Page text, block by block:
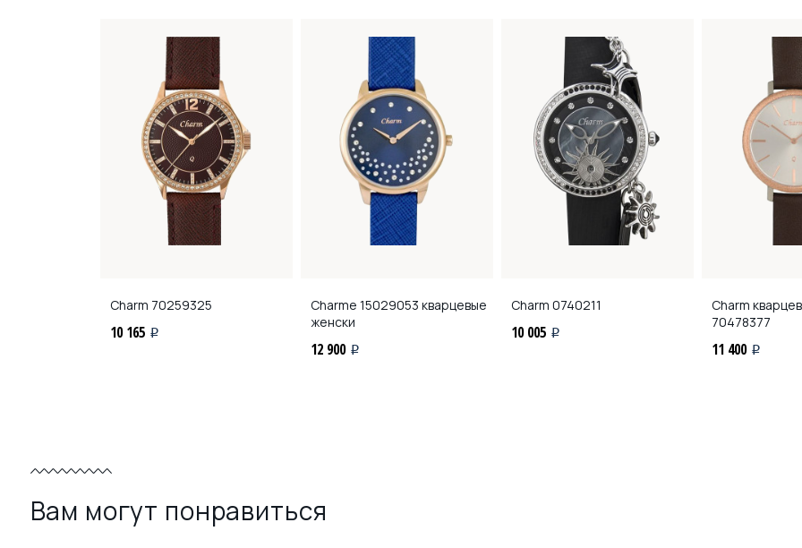
Charm 70259325
10 165 i
Charmе 15029053 кварцевые
женски
12 900 i
Charm 0740211
10 005 i
Charm
70478377
11 400 i
Вам могут понравиться